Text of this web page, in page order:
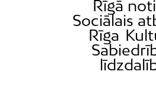
Rīgā
Sociālais
Rīga